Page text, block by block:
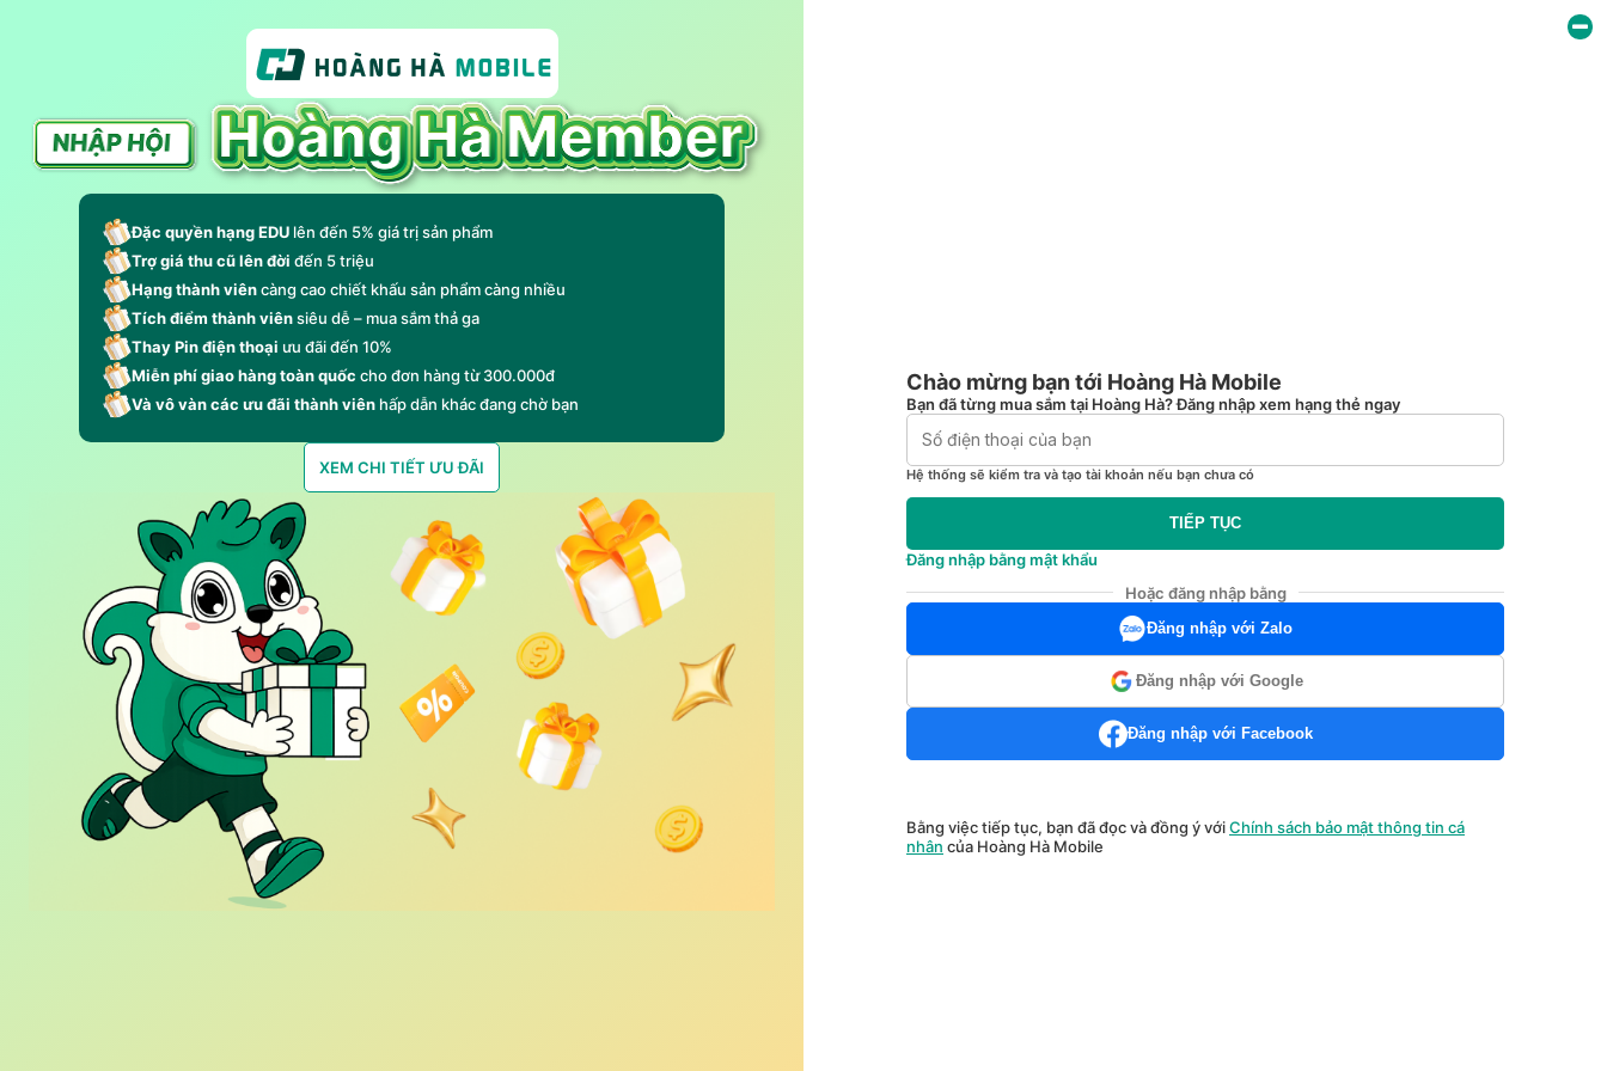
Đặc quyền hạng EDU lên đến 5% giá trị sản phẩm
Trợ giá thu cũ lên đời đến 5 triệu
Hạng thành viêncàng cao chiết khấu sản phẩm càng nhiều
Tích điểm thành viênsiêu dễ – mua sắm thả ga
Thay Pin điện thoại ưu đãi đến 10%
Miễn phí giao hàng toàn quốccho đơn hàng từ 300.000đ
Và vô vàn các ưu đãi thành viên hấp dẫn khác đang chờ bạn
XEM CHI TIẾT ƯU ĐÃI
Chào mừng bạn tới Hoàng Hà Mobile
Bạn đã từng mua sắm tại Hoàng Hà? Đăng nhập xem hạng thẻ ngay
Hệ thống sẽ kiểm tra và tạo tài khoản nếu bạn chưa có
TIẾP TỤC
Đăng nhập bằng mật khẩu
Hoặc đăng nhập bằng
Đăng nhập với Zalo
Đăng nhập với Google
Đăng nhập với Facebook
Bằng việc tiếp tục, bạn đã đọc và đồng ý vớiChính sách bảo mật thông tin cá
nhân của Hoàng Hà Mobile